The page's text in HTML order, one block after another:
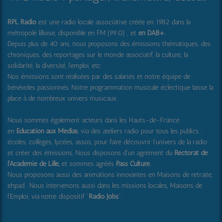
RPL Radio est une radio locale associative créée en 1982 dans la
métropole lilloise, disponible en FM (99.0) , et en DAB+.
Depuis plus de 40 ans, nous proposons des émissions thématiques, des
chroniques, des reportages sur le monde associatif, la culture, la
solidarité, la diversité, l'emploi, etc.
Nos émissions sont réalisées par des salariés et notre équipe de
bénévoles passionnés. Notre programmation musicale éclectique laisse la
place à de nombreux univers musicaux.
Nous sommes également acteurs dans les Hauts-de-France
en Education aux Médias, via des ateliers radio pour tous les publics :
écoles, collèges, lycées, assos, pour faire découvrir l'univers de la radio
et créer des émissions. Nous disposons d'un agrément du Rectorat de
l'Académie de Lille, et sommes agréés Pass Culture.
Nous proposons aussi des animations innovantes en Maisons de retraite,
ehpad . Nous intervenons aussi dans les missions locales, Maisons de
l'Emploi, via notre dispositif "Radio Jobs".